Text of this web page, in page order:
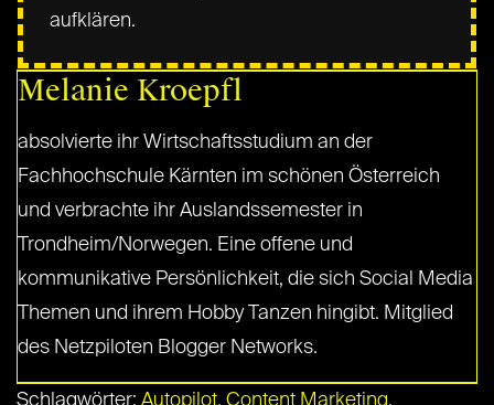
aufklären.
Melanie Kroepfl
absolvierte ihr Wirtschaftsstudium an der
Fachhochschule Kärnten im schönen Österreich
und verbrachte ihr Auslandssemester in
Trondheim/Norwegen. Eine offene und
kommunikative Persönlichkeit, die sich Social Media
Themen und ihrem Hobby Tanzen hingibt. Mitglied
des Netzpiloten Blogger Networks.
Schlagwörter: Autopilot, Content Marketing,